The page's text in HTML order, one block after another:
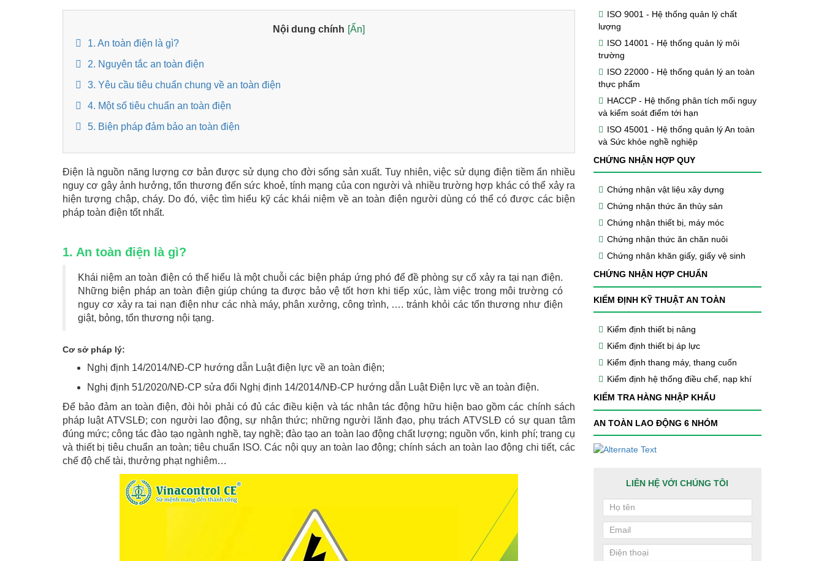
Nội dung chính [Ẩn]
1. An toàn điện là gì?
2. Nguyên tắc an toàn điện
3. Yêu cầu tiêu chuẩn chung về an toàn điện
4. Một số tiêu chuẩn an toàn điện
5. Biện pháp đảm bảo an toàn điện
Điện là nguồn năng lượng cơ bản được sử dụng cho đời sống sản xuất. Tuy nhiên, việc sử dụng điện tiềm ẩn nhiều
nguy cơ gây ảnh hưởng, tổn thương đến sức khoẻ, tính mạng của con người và nhiều trường hợp khác có thể xảy ra
hiện tượng chập, cháy. Do đó, việc tìm hiểu kỹ các khái niệm về an toàn điện người dùng có thể có được các biện
pháp toàn điện tốt nhất.
1. An toàn điện là gì?
Khái niệm an toàn điện có thể hiểu là một chuỗi các biện pháp ứng phó để đề phòng sự cố xảy ra tại nạn điện.
Những biện pháp an toàn điện giúp chúng ta được bảo vệ tốt hơn khi tiếp xúc, làm việc trong môi trường có
nguy cơ xảy ra tai nạn điện như các nhà máy, phân xưởng, công trình, …. tránh khỏi các tổn thương như điện
giật, bỏng, tổn thương nội tạng.
Cơ sở pháp lý:
Nghị định 14/2014/NĐ-CP hướng dẫn Luật điện lực về an toàn điện;
Nghị định 51/2020/NĐ-CP sửa đổi Nghị định 14/2014/NĐ-CP hướng dẫn Luật Điện lực về an toàn điện.
Để bảo đảm an toàn điện, đòi hỏi phải có đủ các điều kiện và tác nhân tác động hữu hiện bao gồm các chính sách
pháp luật ATVSLĐ; con người lao động, sự nhận thức; những người lãnh đạo, phụ trách ATVSLĐ có sự quan tâm
đúng mức; công tác đào tạo ngành nghề, tay nghề; đào tạo an toàn lao động chất lượng; nguồn vốn, kinh phí; trang cụ
và thiết bị tiêu chuẩn an toàn; tiêu chuẩn ISO. Các nội quy an toàn lao động; chính sách an toàn lao động chi tiết, các
chế độ chế tài, thưởng phạt nghiêm…
ISO 9001 - Hệ thống quản lý chất
lượng
ISO 14001 - Hệ thống quản lý môi
trường
ISO 22000 - Hệ thống quản lý an toàn
thực phẩm
HACCP - Hệ thống phân tích mối nguy
và kiểm soát điểm tới hạn
ISO 45001 - Hệ thống quản lý An toàn
và Sức khỏe nghề nghiệp
CHỨNG NHẬN HỢP QUY
Chứng nhận vật liệu xây dựng
Chứng nhận thức ăn thủy sản
Chứng nhận thiết bị, máy móc
Chứng nhận thức ăn chăn nuôi
Chứng nhận khăn giấy, giấy vệ sinh
CHỨNG NHẬN HỢP CHUẨN
KIỂM ĐỊNH KỸ THUẬT AN TOÀN
Kiểm định thiết bị nâng
Kiểm định thiết bị áp lực
Kiểm định thang máy, thang cuốn
Kiểm định hệ thống điều chế, nạp khí
KIỂM TRA HÀNG NHẬP KHẨU
AN TOÀN LAO ĐỘNG 6 NHÓM
LIÊN HỆ VỚI CHÚNG TÔI